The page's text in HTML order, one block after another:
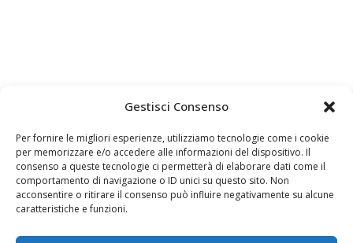
Gestisci Consenso
Per fornire le migliori esperienze, utilizziamo tecnologie come i cookie
per memorizzare e/o accedere alle informazioni del dispositivo. Il
consenso a queste tecnologie ci permetterà di elaborare dati come il
comportamento di navigazione o ID unici su questo sito. Non
acconsentire o ritirare il consenso può influire negativamente su alcune
caratteristiche e funzioni.